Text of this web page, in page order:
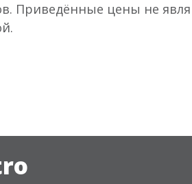
Приведённые цены не